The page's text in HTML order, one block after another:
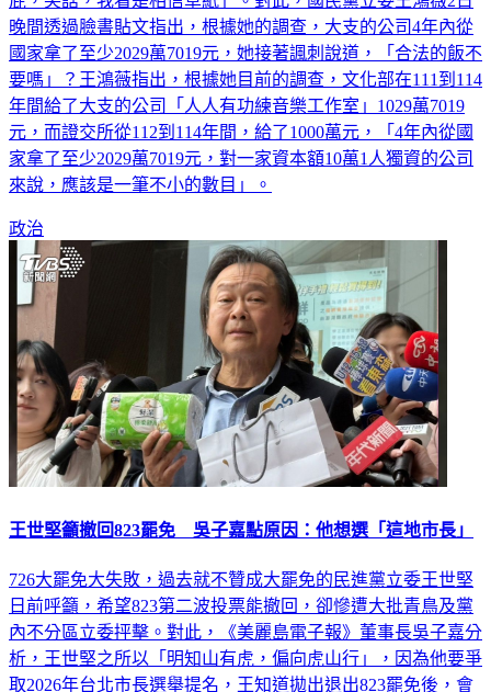
晚間透過臉書貼文指出，根據她的調查，大支的公司4年內從
國家拿了至少2029萬7019元，她接著諷刺說道，「合法的飯不
要嗎」？王鴻薇指出，根據她目前的調查，文化部在111到114
年間給了大支的公司「人人有功練音樂工作室」1029萬7019
元，而證交所從112到114年間，給了1000萬元，「4年內從國
家拿了至少2029萬7019元，對一家資本額10萬1人獨資的公司
來說，應該是一筆不小的數目」。
政治
王世堅籲撤回823罷免 吳子嘉點原因：他想選「這地市長」
726大罷免大失敗，過去就不贊成大罷免的民進黨立委王世堅
日前呼籲，希望823第二波投票能撤回，卻慘遭大批青鳥及黨
內不分區立委抨擊。對此，《美麗島電子報》董事長吳子嘉分
析，王世堅之所以「明知山有虎，偏向虎山行」，因為他要爭
取2026年台北市長選舉提名，王知道拋出退出823罷免後，會